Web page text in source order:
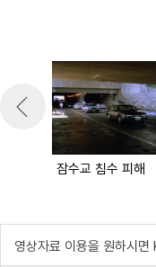
잠수교 침수 피해
영상자료 이용을 원하시